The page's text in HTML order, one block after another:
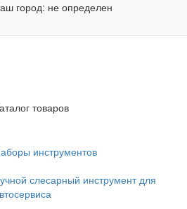
город: не определен
товаров
инструментов
слесарный инструмент для